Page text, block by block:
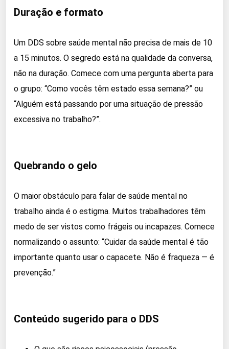
Duração e formato
Um DDS sobre saúde mental não precisa de mais de 10
a 15 minutos. O segredo está na qualidade da conversa,
não na duração. Comece com uma pergunta aberta para
o grupo: “Como vocês têm estado essa semana?” ou
“Alguém está passando por uma situação de pressão
excessiva no trabalho?”.
Quebrando o gelo
O maior obstáculo para falar de saúde mental no
trabalho ainda é o estigma. Muitos trabalhadores têm
medo de ser vistos como frágeis ou incapazes. Comece
normalizando o assunto: “Cuidar da saúde mental é tão
importante quanto usar o capacete. Não é fraqueza — é
prevenção.”
Conteúdo sugerido para o DDS